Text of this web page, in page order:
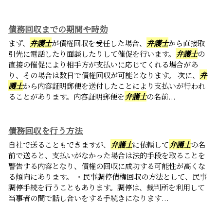
債務回収までの期間や時効
まず、 弁護士が債権回収を受任した場合、 弁護士から直接取
引先に電話したり面談したりして催促を行います。 弁護士の
直接の催促により相手方が支払いに応じてくれる場合があ
り、その場合は数日で債権回収が可能となります。 次に、 弁
護士から内容証明郵便を送付したことにより支払いが行われ
ることがあります。内容証明郵便を弁護士の名前...
債務回収を行う方法
自社で送ることもできますが、 弁護士に依頼して弁護士の名
前で送ると、支払いがなかった場合は法的手段を取ることを
警告する内容となり、債権の回収に成功する可能性が高くな
る傾向にあります。 ・民事調停債権回収の方法として、民事
調停手続を行うこともあります。調停は、裁判所を利用して
当事者の間で話し合いをする手続きになります...